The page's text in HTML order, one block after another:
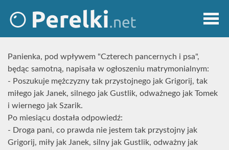
Panienka, pod wpływem "Czterech pancernych i psa",
będąc samotną, napisała w ogłoszeniu matrymonialnym:
- Poszukuje mężczyzny tak przystojnego jak Grigorij, tak
miłego jak Janek, silnego jak Gustlik, odważnego jak Tomek
i wiernego jak Szarik.
Po miesiącu dostała odpowiedź:
- Droga pani, co prawda nie jestem tak przystojny jak
Grigorij, miły jak Janek, silny jak Gustlik, odważny jak